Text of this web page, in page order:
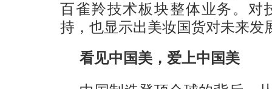
百雀羚技术板块整体业务。对
持，也显示出美妆国货对未来发
看见中国美，爱上中国美